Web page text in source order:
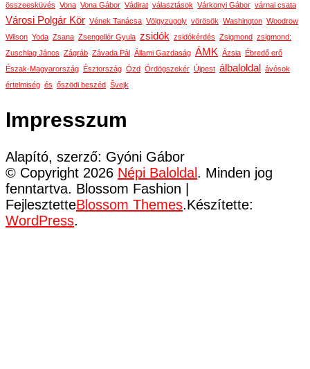
összeesküvés Vona Vona Gábor Vádirat választások Várkonyi Gábor várnai csata
Városi Polgár Kör Vének Tanácsa Völgyzugoly vörösök Washington Woodrow
Wilson Yoda Zsana Zsengellér Gyula zsidók zsidókérdés Zsigmond zsigmond:
Zuschlag János Zágráb Závada Pál Állami Gazdaság ÁMK Ázsia
Ébredő erő
Észak-Magyarország
Észtország Ózd Ördögszekér Újpest álbaloldal
ávósok
értelmiség és őszödi beszéd Švejk
Impresszum
Alapító, szerző: Gyóni Gábor
© Copyright 2026 Népi Baloldal . Minden jog
fenntartva. Blossom Fashion |
FejlesztetteBlossom Themes.Készítette:
WordPress.